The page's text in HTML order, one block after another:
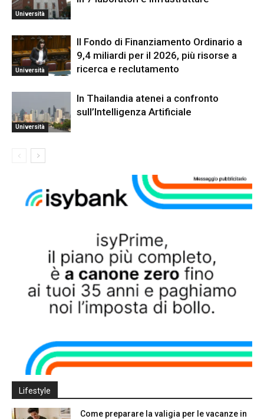
Università
Università
Il Fondo di Finanziamento Ordinario a
9,4 miliardi per il 2026, più risorse a
ricerca e reclutamento
Università
In Thailandia atenei a confronto
sull’Intelligenza Artificiale
Lifestyle
Come preparare la valigia per le vacanze in